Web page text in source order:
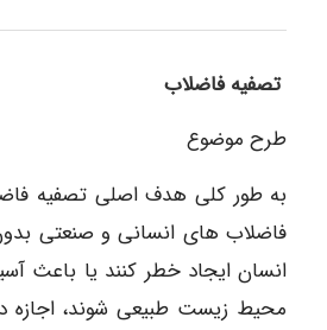
تصفیه فاضلاب
طرح موضوع
به طور کلی هدف اصلی تصفیه
فاضلاب های انسانی و صنعتی
انسان ایجاد خطر کنند یا باعث
محیط زیست طبیعی شوند، اجازه